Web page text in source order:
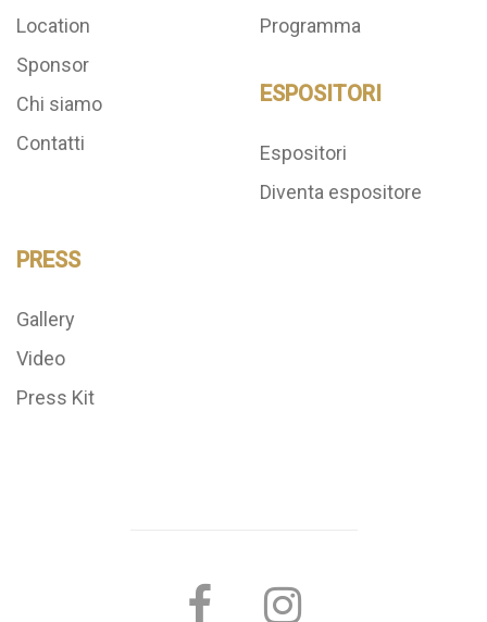
Location
Sponsor
Chi siamo
Contatti
Programma
ESPOSITORI
Espositori
Diventa espositore
PRESS
Gallery
Video
Press Kit